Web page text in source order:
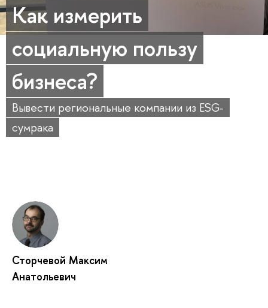
Как измерить
социальную пользу
бизнеса?
Вывести региональные компании из ESG-
сумрака
Сторчевой Максим
Анатольевич